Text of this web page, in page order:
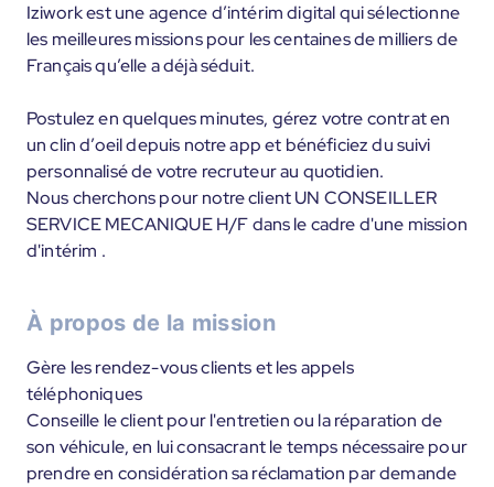
Iziwork est une agence d’intérim digital qui sélectionne
les meilleures missions pour les centaines de milliers de
Français qu’elle a déjà séduit.
Postulez en quelques minutes, gérez votre contrat en
un clin d’oeil depuis notre app et bénéficiez du suivi
personnalisé de votre recruteur au quotidien.
Nous cherchons pour notre client UN CONSEILLER
SERVICE MECANIQUE H/F dans le cadre d'une mission
d'intérim .
À propos de la mission
Gère les rendez-vous clients et les appels
téléphoniques
Conseille le client pour l'entretien ou la réparation de
son véhicule, en lui consacrant le temps nécessaire pour
prendre en considération sa réclamation par demande